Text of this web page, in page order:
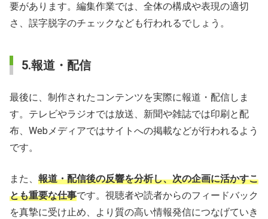
要があります。編集作業では、全体の構成や表現の適切
さ、誤字脱字のチェックなども行われるでしょう。
5.報道・配信
最後に、制作されたコンテンツを実際に報道・配信しま
す。テレビやラジオでは放送、新聞や雑誌では印刷と配
布、Webメディアではサイトへの掲載などが行われるよう
です。
また、 報道・配信後の反響を分析し、次の企画に活かすこ
とも重要な仕事です。視聴者や読者からのフィードバック
を真摯に受け止め、より質の高い情報発信につなげていき